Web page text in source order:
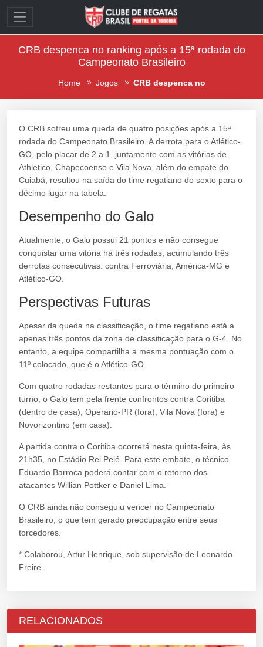
CRB despenca no ranking após a 15ª rodada do
Campeonato Brasileiro
Home Jogos CRB despenca no
O CRB sofreu uma queda de quatro posições após a 15ª
rodada do Campeonato Brasileiro. A derrota para o Atlético-
GO, pelo placar de 2 a 1, juntamente com as vitórias de
Athletico, Chapecoense e Vila Nova, além do empate do
Cuiabá, resultou na saída do time regatiano do sexto para o
décimo lugar na tabela.
Desempenho do Galo
Atualmente, o Galo possui 21 pontos e não consegue
conquistar uma vitória há três rodadas, acumulando três
derrotas consecutivas: contra Ferroviária, América-MG e
Atlético-GO.
Perspectivas Futuras
Apesar da queda na classificação, o time regatiano está a
apenas três pontos da zona de classificação para o G-4. No
entanto, a equipe compartilha a mesma pontuação com o
11º colocado, que é o Atlético-GO.
Com quatro rodadas restantes para o término do primeiro
turno, o Galo tem pela frente confrontos contra Coritiba
(dentro de casa), Operário-PR (fora), Vila Nova (fora) e
Novorizontino (em casa).
A partida contra o Coritiba ocorrerá nesta quinta-feira, às
21h35, no Estádio Rei Pelé. Para este embate, o técnico
Eduardo Barroca poderá contar com o retorno dos
atacantes Willian Pottker e Daniel Lima.
O CRB ainda não conseguiu vencer no Campeonato
Brasileiro, o que tem gerado preocupação entre seus
torcedores.
* Colaborou, Artur Henrique, sob supervisão de Leonardo
Freire.
RELACIONADOS